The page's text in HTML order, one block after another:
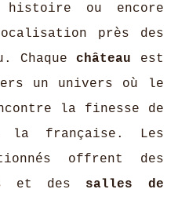
ou encore
près des
Chaquechâteau est
un univers où le
la finesse de
française. Les
offrent des
et des salles de